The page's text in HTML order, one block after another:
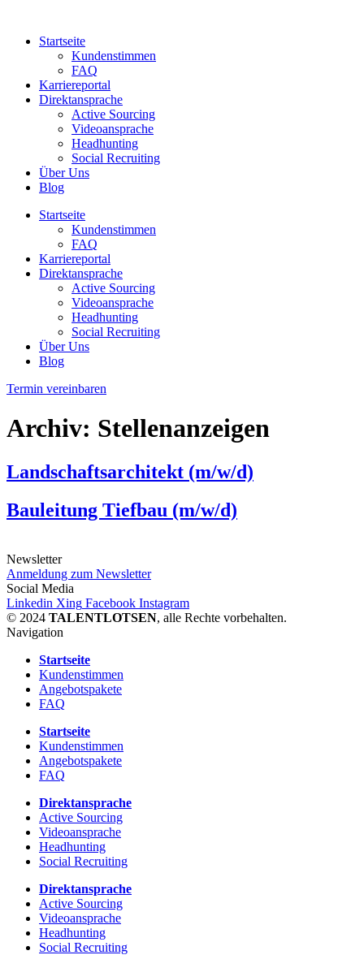
springenStartseite
Kundenstimmen
FAQ
Karriereportal
Direktansprache
Active Sourcing
Videoansprache
Headhunting
Social Recruiting
Über Uns
Blog
Startseite
Kundenstimmen
FAQ
Karriereportal
Direktansprache
Active Sourcing
Videoansprache
Headhunting
Social Recruiting
Über Uns
Blog
Termin vereinbaren
Archiv: Stellenanzeigen
Landschaftsarchitekt (m/w/d)
Bauleitung Tiefbau (m/w/d)
Newsletter
Anmeldung zum Newsletter
Social Media
Linkedin Xing Facebook Instagram
© 2024 TALENTLOTSEN, alle Rechte vorbehalten.
Navigation
Startseite
Kundenstimmen
Angebotspakete
FAQ
Startseite
Kundenstimmen
Angebotspakete
FAQ
Direktansprache
Active Sourcing
Videoansprache
Headhunting
Social Recruiting
Direktansprache
Active Sourcing
Videoansprache
Headhunting
Social Recruiting